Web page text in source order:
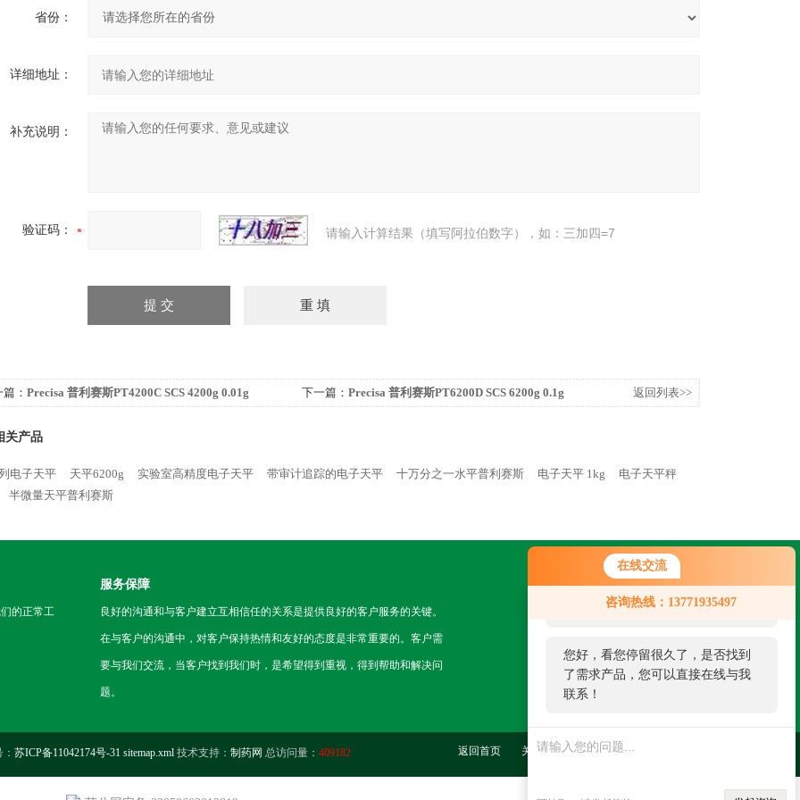
在线交流
咨询热线：13771935497
您好！欢迎前来咨询，很高兴为您
服务，请问您要咨询什么问题呢？
您好，看您停留很久了，是否找到
了需求产品，您可以直接在线与我
联系！
省份：
详细地址：
补充说明：
验证码： 请输入计算结果（填写阿拉伯数字），如：三加四=7
： Precisa 普利赛斯PT4200C SCS 4200g 0.01g 下一篇： Precisa 普利赛斯PT6200D SCS 6200g 0.1g 返回列表>>
关产品
电子天平 天平6200g 实验室高精度电子天平 带审计追踪的电子天平 十万分之一水平普利赛斯 电子天平 1kg
电子天平秤
半微量天平普利赛斯
的正常工
服务保障
良好的沟通和与客户建立互相信任的关系是提供良好的客户服务的关键。
在与客户的沟通中，对客户保持热情和友好的态度是非常重要的。客户需
要与我们交流，当客户找到我们时，是希望得到重视，得到帮助和解决问
题。
关注我们
苏ICP备11042174号-31 sitemap.xml 技术支持： 制药网 总访问量： 409182 返回首页 关于我们 联系我们